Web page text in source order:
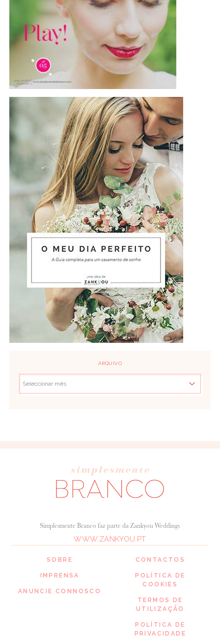
ARQUIVO
SOBRE
IMPRENSA
ANUNCIE CONNOSCO
Simplesmente Branco faz parte da Zankyou Weddings
WWW.ZANKYOU.PT
CONTACTOS
POLÍTICA DE
COOKIES
TERMOS DE
UTILIZAÇÃO
POLÍTICA DE
PRIVACIDADE